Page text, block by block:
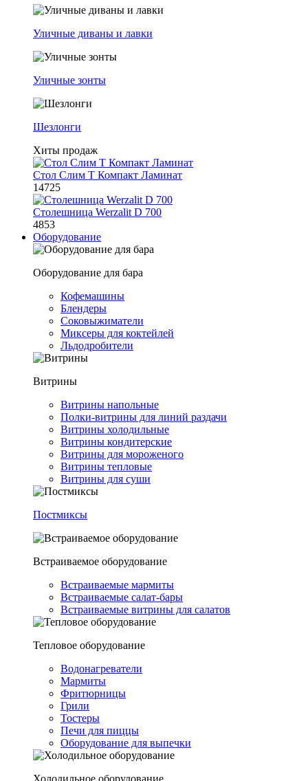
Уличные диваны и лавки
Уличные зонты
Шезлонги
Хиты продаж
Стол Слим Т Компакт Ламинат
14725
Столешница Werzalit D 700
4853
Оборудование
Оборудование для бара
Кофемашины
Блендеры
Соковыжиматели
Миксеры для коктейлей
Льдодробители
Витрины
Витрины напольные
Полки-витрины для линий раздачи
Витрины холодильные
Витрины кондитерские
Витрины для мороженого
Витрины тепловые
Витрины для суши
Постмиксы
Встраиваемое оборудование
Встраиваемые мармиты
Встраиваемые салат-бары
Встраиваемые витрины для салатов
Тепловое оборудование
Водонагреватели
Мармиты
Фритюрницы
Грили
Тостеры
Печи для пиццы
Оборудование для выпечки
Холодильное оборудование